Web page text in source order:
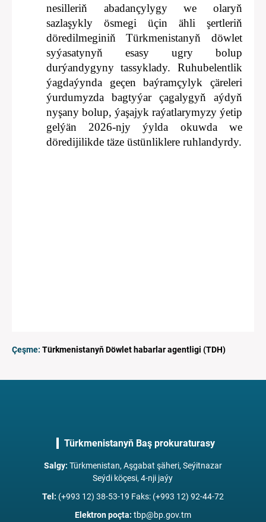
nesilleriň abadançylygy we olaryň
sazlaşykly ösmegi üçin ähli şertleriň
döredilmeginiň Türkmenistanyň döwlet
syýasatynyň esasy ugry bolup
durýandygyny tassyklady. Ruhubelentlik
ýagdaýynda geçen baýramçylyk çäreleri
ýurdumyzda bagtyýar çagalygyň aýdyň
nyşany bolup, ýaşajyk raýatlarymyzy ýetip
gelýän 2026-njy ýylda okuwda we
döredijilikde täze üstünliklere ruhlandyrdy.
Çeşme: Türkmenistanyň Döwlet habarlar agentligi (TDH)
Türkmenistanyň Baş prokuraturasy
Salgy: Türkmenistan, Aşgabat şäheri, Seýitnazar
Seýdi köçesi, 4-nji jaýy
Tel : (+993 12) 38-53-19 Faks: (+993 12) 92-44-72
Elektron poçta: tbp@bp.gov.tm